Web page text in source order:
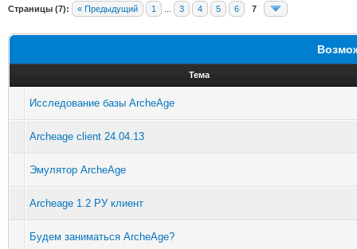
Страницы (7): « Предыдущий 1 3 4 5 6 7
Тема
Исследование базы ArcheAge
Archeage client 24.04.13
Эмулятор ArcheAge
Archeage 1.2 РУ клиент
Будем заниматься ArcheAge?